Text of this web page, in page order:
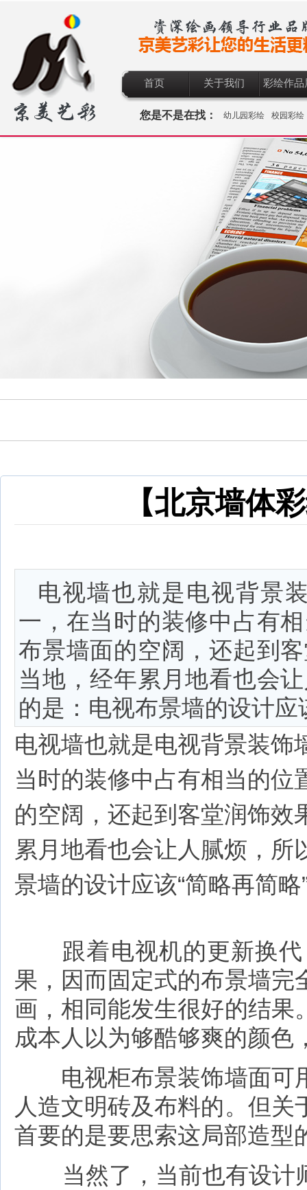
首页 关于我们 彩绘作品
您是不是在找： 幼儿园彩绘 校园彩绘
【北京墙体
电视墙也就是电视背景
一，在当时的装修中占有
布景墙面的空阔，还起到
当地，经年累月地看也会
的是：电视布景墙的设计应
电视墙也就是电视背景装饰
当时的装修中占有相当的位
的空阔，还起到客堂润饰效
累月地看也会让人腻烦，
景墙的设计应该“简略再简
跟着电视机的更新换代
果，因而固定式的布景墙完
画，相同能发生很好的结果
成本人以为够酷够爽的颜色
电视柜布景装饰墙面可用
人造文明砖及布料的。但
首要的是要思索这局部造型
当然了，当前也有设计师